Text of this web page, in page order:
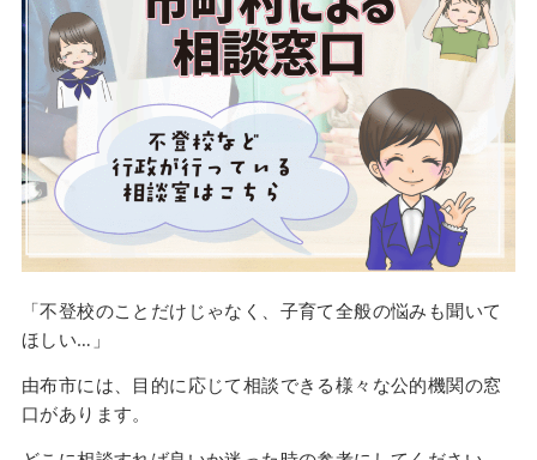
「不登校のことだけじゃなく、子育て全般の悩みも聞いて
ほしい…」
由布市には、目的に応じて相談できる様々な公的機関の窓
口があります。